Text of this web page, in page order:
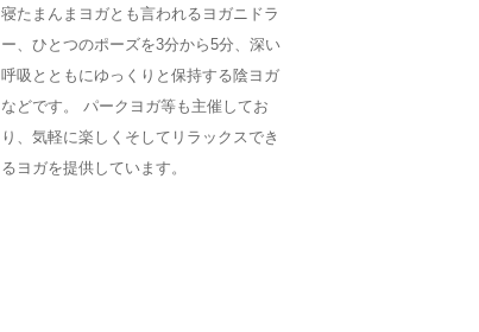
寝たまんまヨガとも言われるヨガニドラ
ー、ひとつのポーズを3分から5分、深い
呼吸とともにゆっくりと保持する陰ヨガ
などです。 パークヨガ等も主催してお
り、気軽に楽しくそしてリラックスでき
るヨガを提供しています。